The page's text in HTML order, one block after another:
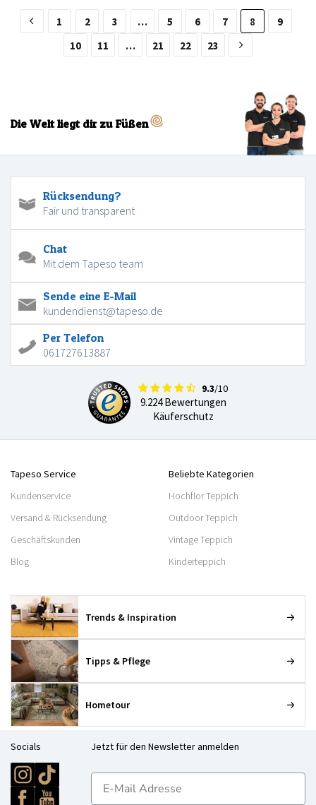
1 2 3 … 5 6 7 8
9
10
11 … 21 22 23
Die Welt liegt dir zu Füßen
Rücksendung?
Fair und transparent
Chat
Mit dem Tapeso team
Sende eine E-Mail
kundendienst@tapeso.de
Per Telefon
061727613887
9.3/10
9.224 Bewertungen
Käuferschutz
Tapeso Service
Kundenservice
Versand & Rücksendung
Geschäftskunden
Blog
Beliebte Kategorien
Hochflor Teppich
Outdoor Teppich
Vintage Teppich
Kinderteppich
Trends & Inspiration
Tipps & Pflege
Hometour
Socials Jetzt für den Newsletter anmelden
E-mailadres